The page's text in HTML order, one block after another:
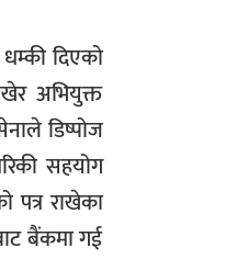
दिएको
अभियुक्त
डिष्पोज
सहयोग
पत्र राखेका
बैंकमा गई